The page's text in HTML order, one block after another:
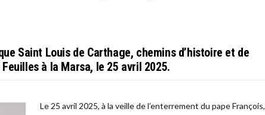
Saint Louis de Carthage, chemins d’histoire et de
à la Marsa, le 25 avril 2025.
Le 25 avril 2025, à la veille de l’enterrement du pape François,